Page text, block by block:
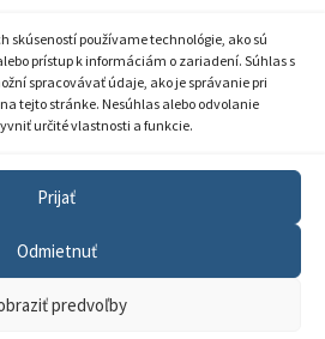
skúseností používame technológie, ako sú
prístup k informáciám o zariadení. Súhlas s
spracovávať údaje, ako je správanie pri
tejto stránke. Nesúhlas alebo odvolanie
určité vlastnosti a funkcie.
Prijať
Odmietnuť
predvoľby
ochrany súkromia
informácií
cookies
GDPR